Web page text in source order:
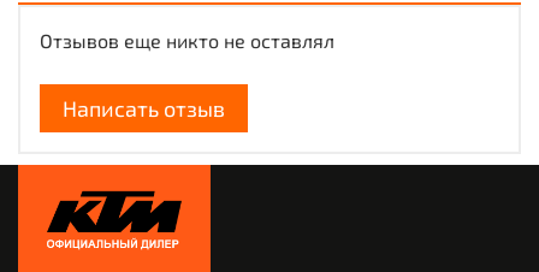
Отзывов еще никто не оставлял
Написать отзыв